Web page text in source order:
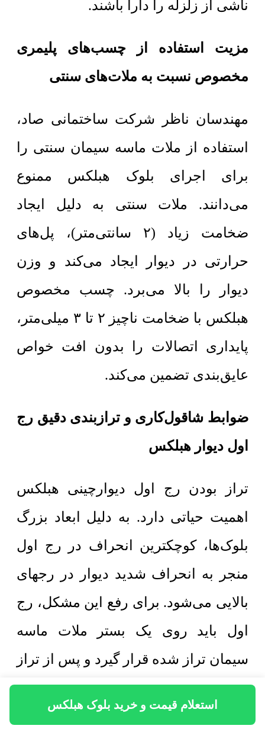
استعلام قیمت و خرید بلوک هبلکس
ناشی از زلزله را دارا باشند.
مزیت استفاده از چسب‌های پلیمری
مخصوص نسبت به ملات‌های سنتی
مهندسان ناظر شرکت ساختمانی صاد،
استفاده از ملات ماسه سیمان سنتی را
برای اجرای بلوک هبلکس ممنوع
می‌دانند. ملات سنتی به دلیل ایجاد
ضخامت زیاد (۲ سانتی‌متر)، پل‌های
حرارتی در دیوار ایجاد می‌کند و وزن
دیوار را بالا می‌برد. چسب مخصوص
هبلکس با ضخامت ناچیز ۲ تا ۳ میلی‌متر،
پایداری اتصالات را بدون افت خواص
عایق‌بندی تضمین می‌کند.
ضوابط شاقول‌کاری و ترازبندی دقیق رج
اول دیوار هبلکس
تراز بودن رج اول دیوارچینی هبلکس
اهمیت حیاتی دارد. به دلیل ابعاد بزرگ
بلوک‌ها، کوچکترین انحراف در رج اول
منجر به انحراف شدید دیوار در رجهای
بالایی می‌شود. برای رفع این مشکل، رج
اول باید روی یک بستر ملات ماسه
سیمان تراز شده قرار گیرد و پس از تراز
کردن دقیق با تراز لیزری، رجهای بعدی با
چسب مخصوص هبلکس چیده شوند.